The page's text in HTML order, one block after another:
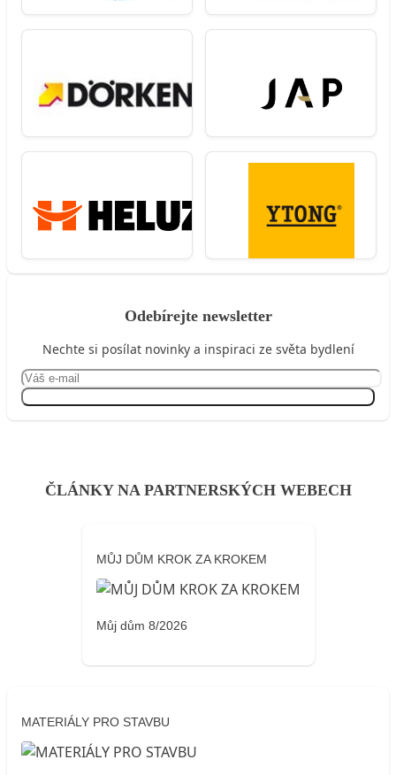
Odebírejte newsletter
Nechte si posílat novinky a inspiraci ze světa bydlení
ČLÁNKY NA PARTNERSKÝCH WEBECH
MŮJ DŮM KROK ZA KROKEM
Můj dům 8/2026
MATERIÁLY PRO STAVBU